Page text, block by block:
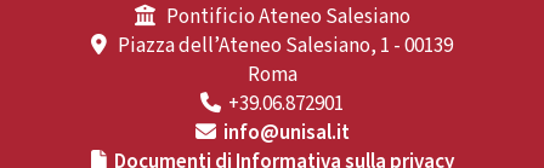
Pontificio Ateneo Salesiano
Piazza dell’Ateneo Salesiano, 1 - 00139
Roma
+39.06.872901
info@unisal.it
Documenti di Informativa sulla privacy